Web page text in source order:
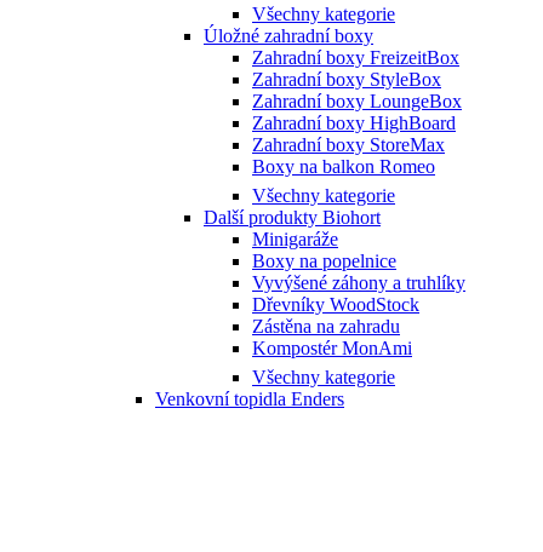
Všechny kategorie
Úložné zahradní boxy
Zahradní boxy FreizeitBox
Zahradní boxy StyleBox
Zahradní boxy LoungeBox
Zahradní boxy HighBoard
Zahradní boxy StoreMax
Boxy na balkon Romeo
Všechny kategorie
Další produkty Biohort
Minigaráže
Boxy na popelnice
Vyvýšené záhony a truhlíky
Dřevníky WoodStock
Zástěna na zahradu
Kompostér MonAmi
Všechny kategorie
Venkovní topidla Enders